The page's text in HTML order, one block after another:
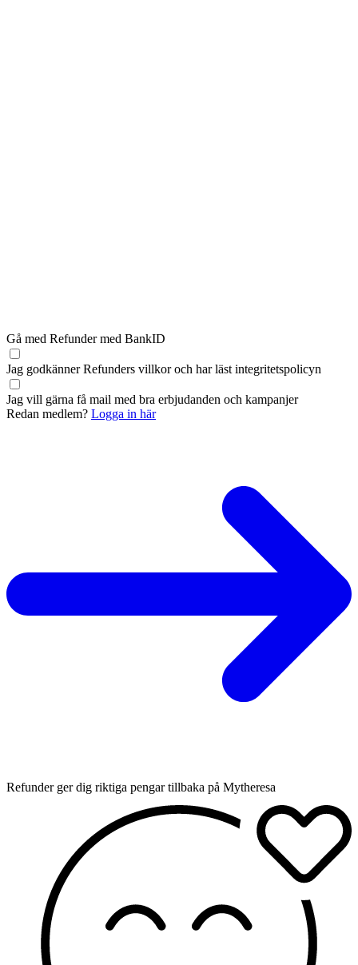
Gå med Refunder med BankID
Jag godkänner Refunders villkoroch har läst integritetspolicyn
Jag vill gärna få mail med bra erbjudanden och kampanjer
Redan medlem? Logga in här
Refunder ger dig riktiga pengar tillbaka på Mytheresa